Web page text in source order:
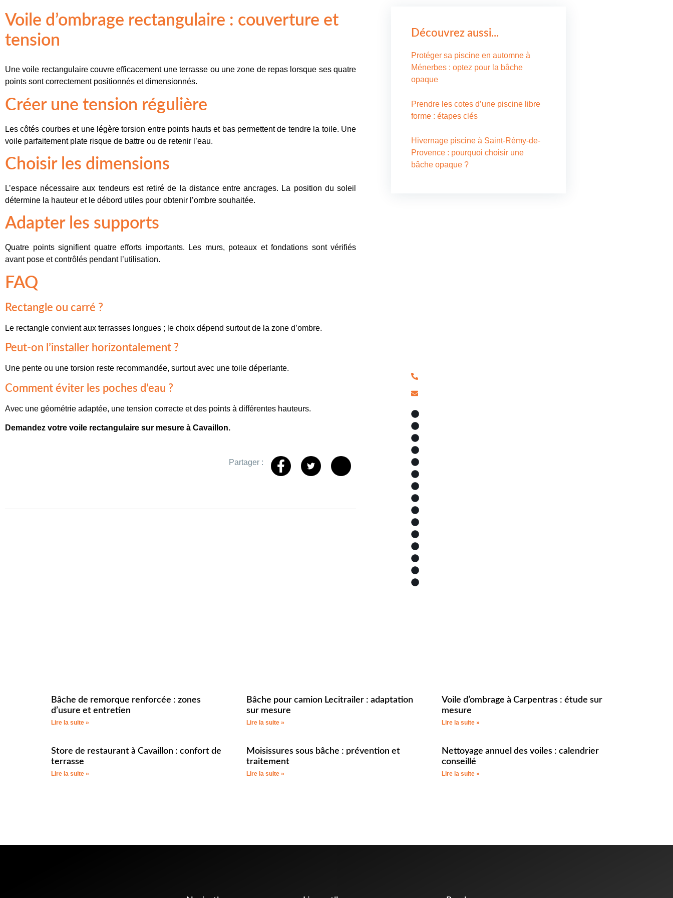
Voile d’ombrage rectangulaire : couverture et
tension
Une voile rectangulaire couvre efficacement une terrasse ou une zone de repas lorsque ses quatre
points sont correctement positionnés et dimensionnés.
Créer une tension régulière
Les côtés courbes et une légère torsion entre points hauts et bas permettent de tendre la toile. Une
voile parfaitement plate risque de battre ou de retenir l’eau.
Choisir les dimensions
L’espace nécessaire aux tendeurs est retiré de la distance entre ancrages. La position du soleil
détermine la hauteur et le débord utiles pour obtenir l’ombre souhaitée.
Adapter les supports
Quatre points signifient quatre efforts importants. Les murs, poteaux et fondations sont vérifiés
avant pose et contrôlés pendant l’utilisation.
FAQ
Rectangle ou carré ?
Le rectangle convient aux terrasses longues ; le choix dépend surtout de la zone d’ombre.
Peut-on l’installer horizontalement ?
Une pente ou une torsion reste recommandée, surtout avec une toile déperlante.
Comment éviter les poches d’eau ?
Avec une géométrie adaptée, une tension correcte et des points à différentes hauteurs.
Demandez votre voile rectangulaire sur mesure à Cavaillon.
Partager :
Découvrez aussi...
Protéger sa piscine en automne à
Ménerbes : optez pour la bâche
opaque
Prendre les cotes d’une piscine libre
forme : étapes clés
Hivernage piscine à Saint-Rémy-de-
Provence : pourquoi choisir une
bâche opaque ?
Bâche de remorque renforcée : zones
d’usure et entretien
Lire la suite »
Bâche pour camion Lecitrailer : adaptation
sur mesure
Lire la suite »
Voile d’ombrage à Carpentras : étude sur
mesure
Lire la suite »
Store de restaurant à Cavaillon : confort de
terrasse
Lire la suite »
Moisissures sous bâche : prévention et
traitement
Lire la suite »
Nettoyage annuel des voiles : calendrier
conseillé
Lire la suite »